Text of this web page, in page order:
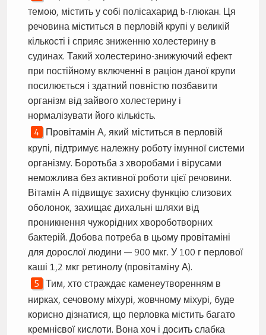
темою, містить у собі полісахарид b-глюкан. Ця
речовина міститься в перловій крупі у великій
кількості і сприяє зниженню холестерину в
судинах. Такий холестерино-знижуючий ефект
при постійному включенні в раціон даної крупи
посилюється і здатний повністю позбавити
організм від зайвого холестерину і
нормалізувати його кількість.
Провітамін А, який міститься в перловій
крупі, підтримує належну роботу імунної системи
організму. Боротьба з хворобами і вірусами
неможлива без активної роботи цієї речовини.
Вітамін А підвищує захисну функцію слизових
оболонок, захищає дихальні шляхи від
проникнення чужорідних хвороботворних
бактерій. Добова потреба в цьому провітаміні
для дорослої людини — 900 мкг. У 100 г перлової
каші 1,2 мкг ретинолу (провітаміну А).
Тим, хто страждає каменеутворенням в
нирках, сечовому міхурі, жовчному міхурі, буде
корисно дізнатися, що перловка містить багато
кремнієвої кислоти. Вона хоч і досить слабка